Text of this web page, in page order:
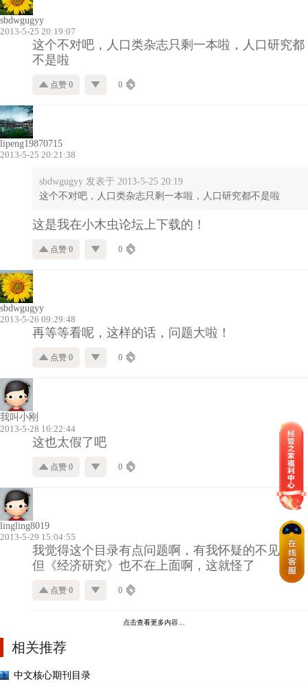
sbdwgugyy
2013-5-25 20:19:07
这个不对吧，人口类杂志只剩一本啦，人口研究都
不是啦
点赞 0 0
lipeng19870715
2013-5-25 20:21:38
sbdwgugyy 发表于 2013-5-25 20:19
这个不对吧，人口类杂志只剩一本啦，人口研究都不是啦
这是我在小木虫论坛上下载的！
点赞 0 0
sbdwgugyy
2013-5-26 09:29:48
再等等看呢，这样的话，问题大啦！
点赞 0 0
我叫小刚
2013-5-28 16:22:44
这也太假了吧
点赞 0 0
lingling8019
2013-5-29 15:04:55
我觉得这个目录有点问题啊，有我怀疑的不见了，
但《经济研究》也不在上面啊，这就怪了
点赞 0 0
点击查看更多内容…
相关推荐
中文核心期刊目录